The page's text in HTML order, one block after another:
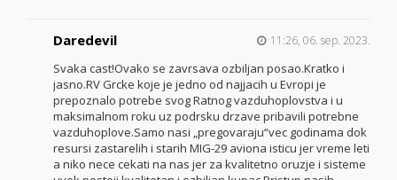
Daredevil 11:26, 06. sep. 2023.
Svaka cast!Ovako se zavrsava ozbiljan posao.Kratko i
jasno.RV Grcke koje je jedno od najjacih u Evropi je
prepoznalo potrebe svog Ratnog vazduhoplovstva i u
maksimalnom roku uz podrsku drzave pribavili potrebne
vazduhoplove.Samo nasi „pregovaraju“vec godinama dok
resursi zastarelih i starih MIG-29 aviona isticu jer vreme leti
a niko nece cekati na nas jer za kvalitetno oruzje i sisteme